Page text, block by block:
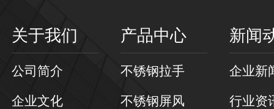
关于我们
公司简介
企业文化
产品中心
不锈钢拉手
不锈钢屏风
新闻
企业新
行业资